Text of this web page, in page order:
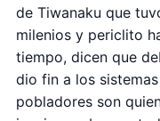
de Tiwanaku que
milenios y periclito
tiempo, dicen que
dio fin a los
pobladores son